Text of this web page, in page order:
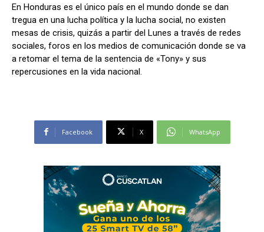
Síganos
Síganos
En Honduras es el único país en el mundo donde se dan
tregua en una lucha política y la lucha social, no existen
mesas de crisis, quizás a partir del Lunes a través de redes
sociales, foros en los medios de comunicación donde se va
a retomar el tema de la sentencia de «Tony» y sus
repercusiones en la vida nacional.
Facebook X WhatsApp